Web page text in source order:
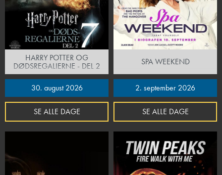
HARRY POTTER OG
DØDSREGALIERNE - DEL 2
30. august 2026
SE ALLE DAGE
SPA WEEKEND
2. september 2026
SE ALLE DAGE